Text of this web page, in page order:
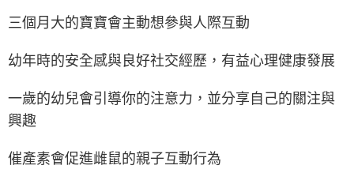
三個月大的寶寶會主動想參與人際互動
幼年時的安全感與良好社交經歷，有益心理健康發展
一歲的幼兒會引導你的注意力，並分享自己的關注與
興趣
催產素會促進雌鼠的親子互動行為